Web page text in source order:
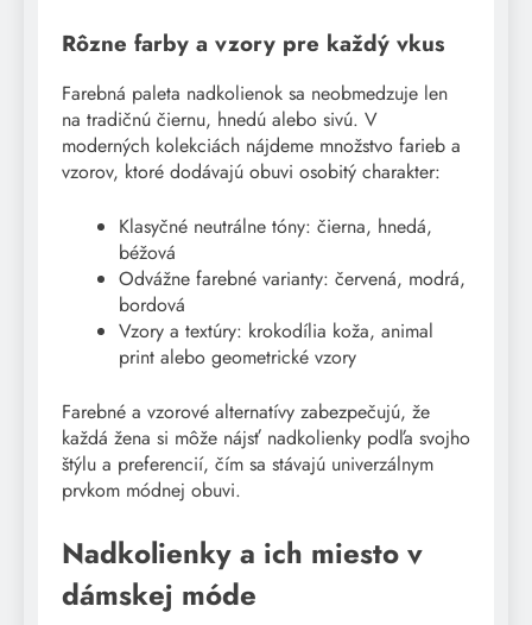
Rôzne farby a vzory pre každý vkus
Farebná paleta nadkolienok sa neobmedzuje len
na tradičnú čiernu, hnedú alebo sivú. V
moderných kolekciách nájdeme množstvo farieb a
vzorov, ktoré dodávajú obuvi osobitý charakter:
Klasyčné neutrálne tóny: čierna, hnedá,
béžová
Odvážne farebné varianty: červená, modrá,
bordová
Vzory a textúry: krokodília koža, animal
print alebo geometrické vzory
Farebné a vzorové alternatívy zabezpečujú, že
každá žena si môže nájsť nadkolienky podľa svojho
štýlu a preferencií, čím sa stávajú univerzálnym
prvkom módnej obuvi.
Nadkolienky a ich miesto v
dámskej móde